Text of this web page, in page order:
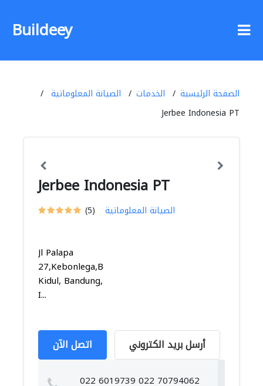
Buildeey
الصفحة الرئيسية الخدمات
الصيانة المعلوماتية
Jerbee Indonesia PT
Jerbee Indonesia PT
(5) الصيانة المعلوماتية
Jl Palapa
27,Kebonlega,Bojongloa
Kidul, Bandung,
I...
اتصل الآن أرسل بريد الكتروني
022 6019739 022 70794062